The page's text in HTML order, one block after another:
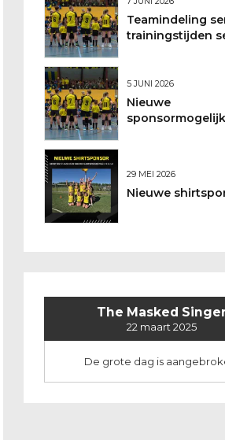
Teamindeling
trainingstijden
5 JUNI 2026
Nieuwe
29 MEI 2026
Nieuwe
The Masked Singer
22 maart 2025
De grote dag is